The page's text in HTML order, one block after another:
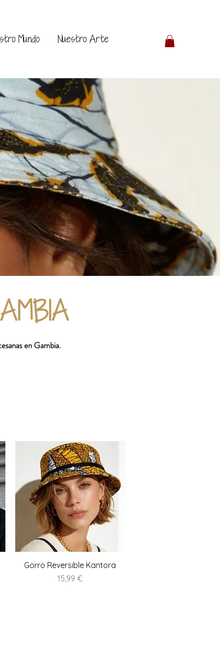
Mundo Nuestro Arte
en Gambia.
Vista rápida
Gorro Reversible Kantora
Precio
15,99 €